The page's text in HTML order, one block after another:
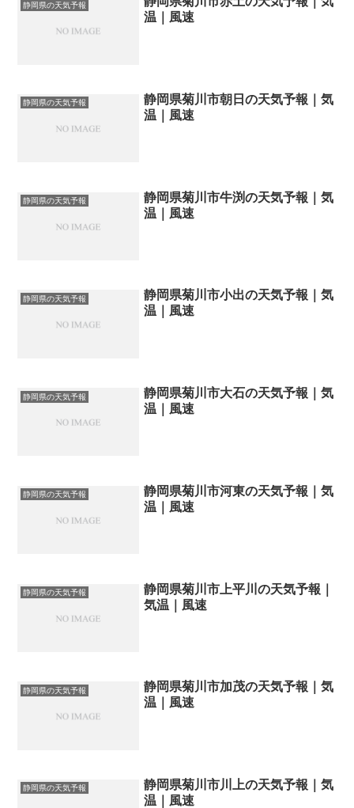
静岡県の天気予報
温｜風速
静岡県の天気予報
静岡県菊川市朝日の天気予報｜気
温｜風速
静岡県の天気予報
静岡県菊川市牛渕の天気予報｜気
温｜風速
静岡県の天気予報
静岡県菊川市小出の天気予報｜気
温｜風速
静岡県の天気予報
静岡県菊川市大石の天気予報｜気
温｜風速
静岡県の天気予報
静岡県菊川市河東の天気予報｜気
温｜風速
静岡県の天気予報
静岡県菊川市上平川の天気予報｜
気温｜風速
静岡県の天気予報
静岡県菊川市加茂の天気予報｜気
温｜風速
静岡県の天気予報
静岡県菊川市川上の天気予報｜気
温｜風速